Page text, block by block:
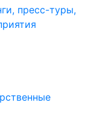
пресс-туры,